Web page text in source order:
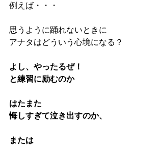
例えば・・・
思うように踊れないときに
アナタはどういう心境になる？
よし、やったるぜ！
と練習に励むのか
はたまた
悔しすぎて泣き出すのか、
または